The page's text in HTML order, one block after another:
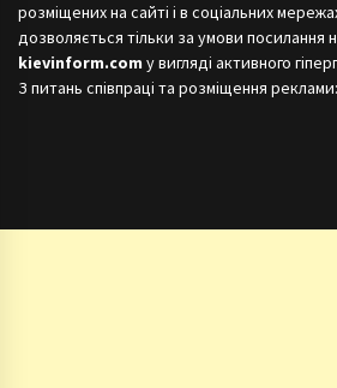
розміщених на сайті і в соціальних
дозволяється тільки за умови посилання
kievinform.com у вигляді активного
З питань співпраці та розміщення реклами: